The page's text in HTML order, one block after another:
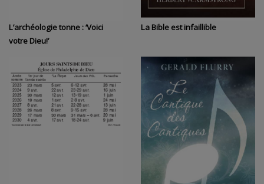
L’archéologie tonne : ‘Voici
votre Dieu!’
La Bible est infaillible